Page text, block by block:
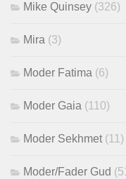
Mike Quinsey (326)
Mira (3)
Moder Fatima (6)
Moder Gaia (110)
Moder Sekhmet (11)
Moder/Fader Gud